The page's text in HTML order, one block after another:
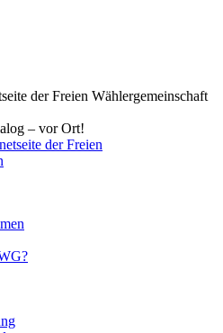
der Freien Wählergemeinschaft
– vor Ort!